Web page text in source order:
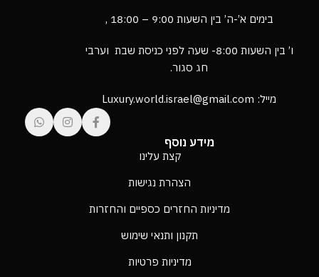
בימים א’-ה’ בין השעות 9:00 – 18:00 ,
ו’ בין השעות 8:00- שעה לפני כניסת שבת וערבי
חג סגור.
מייל: Luxury.world.israel@gmail.com
מידע נוסף
קצת עלינו
הצהרת נגישות
מדיניות החזרים כספיים והחזרות
תקנון ותנאי שימוש
מדיניות פרטיות